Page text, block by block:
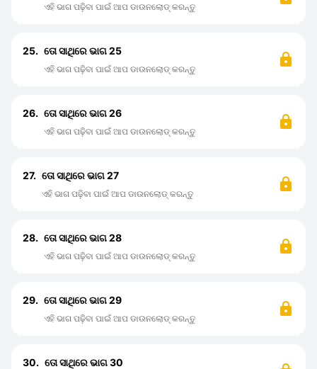
ଏହି ଭାଗ ପଢ଼ିବା ପାଇଁ ଆପ ଡାଉନଲୋଡ୍ କରନ୍ତୁ
25. ତୋ ସାଥିରେ ଭାଗ 25
ଏହି ଭାଗ ପଢ଼ିବା ପାଇଁ ଆପ ଡାଉନଲୋଡ୍ କରନ୍ତୁ
26. ତୋ ସାଥିରେ ଭାଗ 26
ଏହି ଭାଗ ପଢ଼ିବା ପାଇଁ ଆପ ଡାଉନଲୋଡ୍ କରନ୍ତୁ
27. ତୋ ସାଥିରେ ଭାଗ 27
ଏହି ଭାଗ ପଢ଼ିବା ପାଇଁ ଆପ ଡାଉନଲୋଡ୍ କରନ୍ତୁ
28. ତୋ ସାଥିରେ ଭାଗ 28
ଏହି ଭାଗ ପଢ଼ିବା ପାଇଁ ଆପ ଡାଉନଲୋଡ୍ କରନ୍ତୁ
29. ତୋ ସାଥିରେ ଭାଗ 29
ଏହି ଭାଗ ପଢ଼ିବା ପାଇଁ ଆପ ଡାଉନଲୋଡ୍ କରନ୍ତୁ
30. ତୋ ସାଥିରେ ଭାଗ 30